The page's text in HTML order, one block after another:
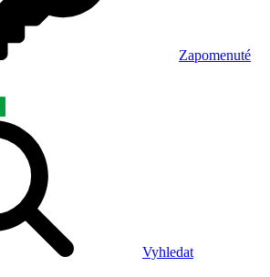
Zapomenuté
Vyhledat